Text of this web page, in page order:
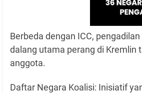
Berbeda dengan ICC,
dalang utama perang di Kremlin
anggota.
Daftar Negara Koalisi: Inisiatif